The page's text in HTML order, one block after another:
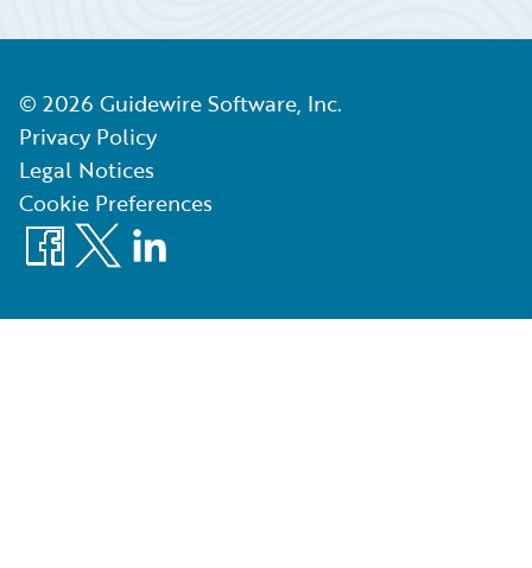
© 2026 Guidewire Software, Inc.
Privacy Policy
Legal Notices
Cookie Preferences
Facebook
X LinkedIn